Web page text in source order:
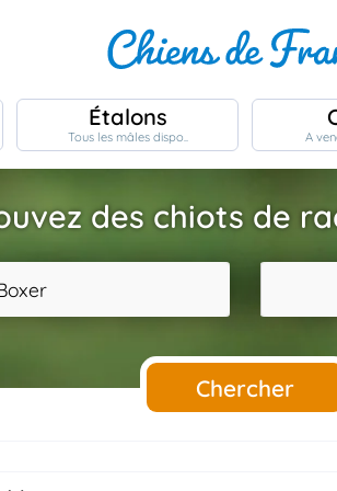
Étalons
Tous les mâles dispo.. A
des chiots de
Chercher